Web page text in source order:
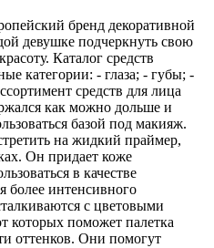
бренд декоративной
девушке подчеркнуть свою
Каталог средств
категории: - глаза; - губы; -
средств для лица
как можно дольше и
базой под макияж.
на жидкий праймер,
Он придает коже
в качестве
более интенсивного
с цветовыми
которых поможет палетка
оттенков. Они помогут